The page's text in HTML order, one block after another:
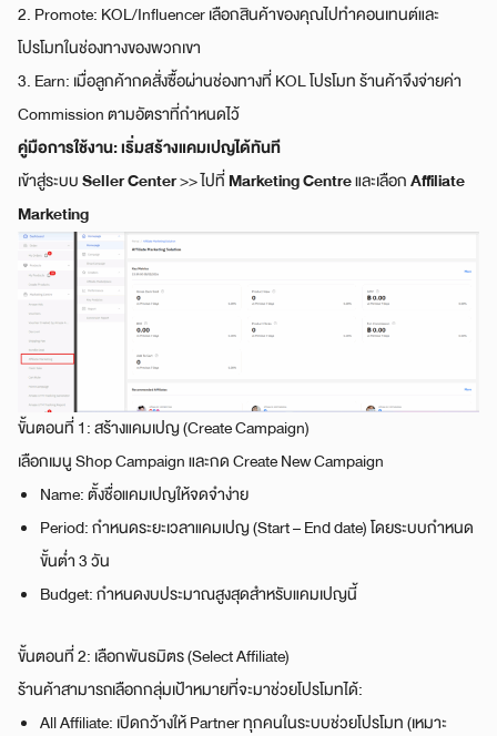
2. Promote: KOL/Influencer เลือกสินค้าของคุณไปทำคอนเทนต์และ
โปรโมทในช่องทางของพวกเขา
3. Earn: เมื่อลูกค้ากดสั่งซื้อผ่านช่องทางที่ KOL โปรโมท ร้านค้าจึงจ่ายค่า
Commission ตามอัตราที่กำหนดไว้
คู่มือการใช้งาน: เริ่มสร้างแคมเปญได้ทันที
เข้าสู่ระบบSeller Center>> ไปที่Marketing CentreและเลือกAffiliate
Marketing
ขั้นตอนที่ 1: สร้างแคมเปญ (Create Campaign)
เลือกเมนู Shop Campaign และกด Create New Campaign
Name: ตั้งชื่อแคมเปญให้จดจำง่าย
Period: กำหนดระยะเวลาแคมเปญ (Start – End date) โดยระบบกำหนด
ขั้นต่ำ 3 วัน
Budget: กำหนดงบประมาณสูงสุดสำหรับแคมเปญนี้
ขั้นตอนที่ 2: เลือกพันธมิตร (Select Affiliate)
ร้านค้าสามารถเลือกกลุ่มเป้าหมายที่จะมาช่วยโปรโมทได้:
All Affiliate: เปิดกว้างให้ Partner ทุกคนในระบบช่วยโปรโมท (เหมาะ